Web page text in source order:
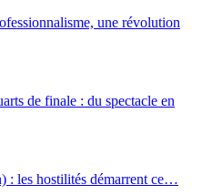
une révolution
de finale : du spectacle en
: les hostilités démarrent ce…